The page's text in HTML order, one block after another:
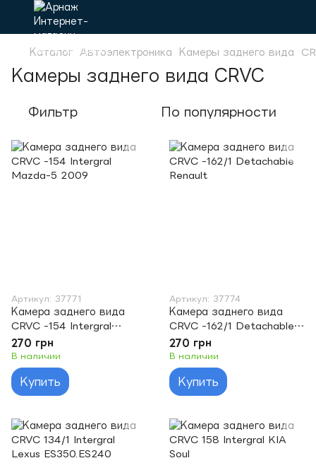
Каталог Автоэлектроника Камеры заднего вида
Камеры заднего вида CRVC
Фильтр По популярности
Артикул: 37771
Камера заднего вида
CRVC -154 Intergral
Mazda-5 2009
270 грн
В наличии
Купить
Артикул: 37774
Камера заднего вида
CRVC -162/1 Detachable
Renault
270 грн
В наличии
Купить